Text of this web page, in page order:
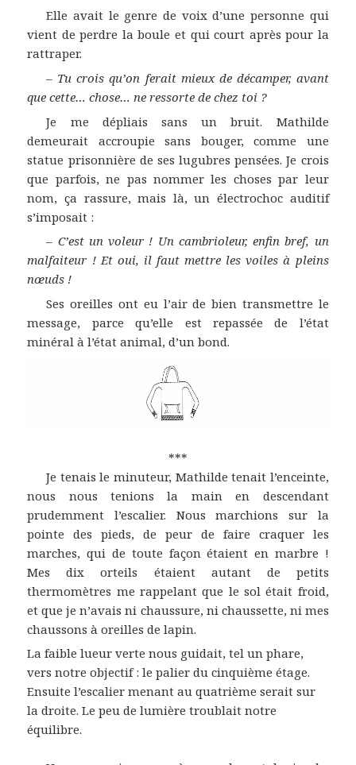
Elle avait le genre de voix d’une personne qui
vient de perdre la boule et qui court après pour la
rattraper.
– Tu crois qu’on ferait mieux de décamper, avant
que cette… chose… ne ressorte de chez toi ?
Je me dépliais sans un bruit. Mathilde
demeurait accroupie sans bouger, comme une
statue prisonnière de ses lugubres pensées. Je crois
que parfois, ne pas nommer les choses par leur
nom, ça rassure, mais là, un électrochoc auditif
s’imposait :
– C’est un voleur ! Un cambrioleur, enfin bref, un
malfaiteur ! Et oui, il faut mettre les voiles à pleins
nœuds !
Ses oreilles ont eu l’air de bien transmettre le
message, parce qu’elle est repassée de l’état
minéral à l’état animal, d’un bond.
***
Je tenais le minuteur, Mathilde tenait l’enceinte,
nous nous tenions la main en descendant
prudemment l’escalier. Nous marchions sur la
pointe des pieds, de peur de faire craquer les
marches, qui de toute façon étaient en marbre !
Mes dix orteils étaient autant de petits
thermomètres me rappelant que le sol était froid,
et que je n’avais ni chaussure, ni chaussette, ni mes
chaussons à oreilles de lapin.
La faible lueur verte nous guidait, tel un phare,
vers notre objectif : le palier du cinquième étage.
Ensuite l’escalier menant au quatrième serait sur
la droite. Le peu de lumière troublait notre
équilibre.